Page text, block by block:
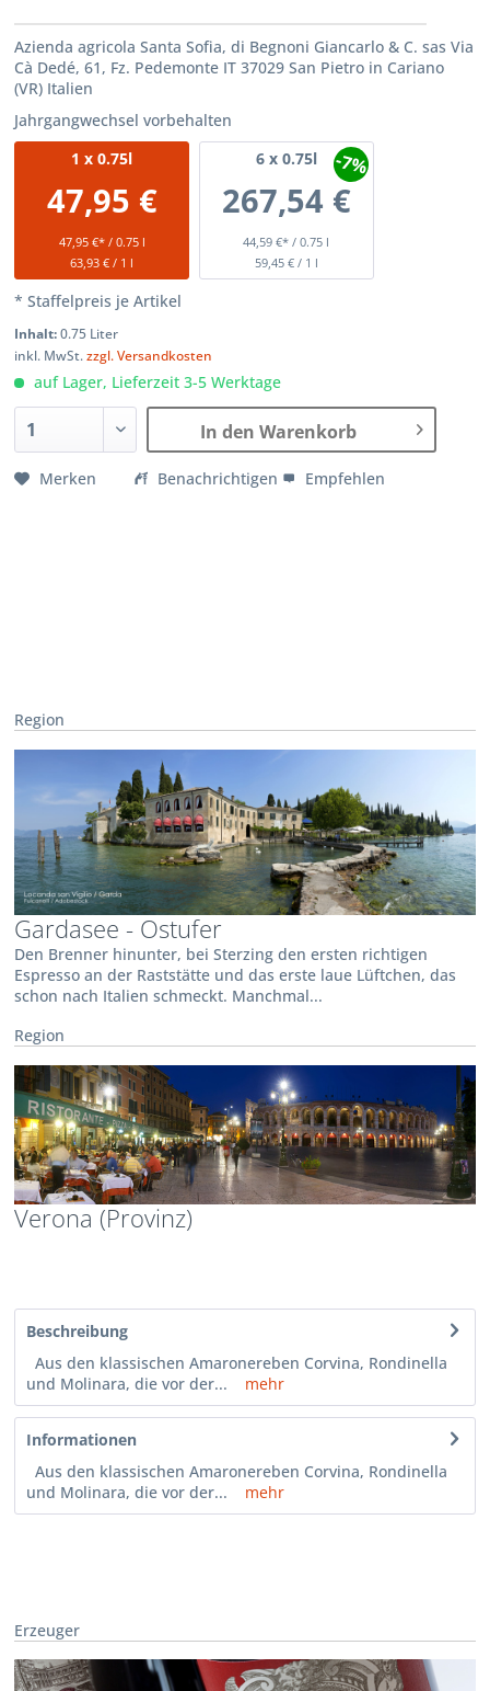
Azienda agricola Santa Sofia, di Begnoni Giancarlo & C. sas Via
Cà Dedé, 61, Fz. Pedemonte IT 37029 San Pietro in Cariano
(VR) Italien
Jahrgangwechsel vorbehalten
1 x 0.75l
47,95 €
47,95 €* / 0.75 l
63,93 € / 1 l
6x 0.75l
267,54 €
44,59 €* / 0.75 l
-7%
59,45 € / 1 l
* Staffelpreis je Artikel
Inhalt:0.75 Liter
inkl. MwSt.zzgl. Versandkosten
auf Lager, Lieferzeit 3-5 Werktage
In den Warenkorb
Merken Benachrichtigen Empfehlen
Region
Gardasee - Ostufer
Den Brenner hinunter, bei Sterzing den ersten richtigen
Espresso an der Raststätte und das erste laue Lüftchen, das
schon nach Italien schmeckt. Manchmal...
Region
Verona (Provinz)
Beschreibung
Aus den klassischen Amaronereben Corvina, Rondinella
und Molinara, die vor der...
mehr
Informationen
Aus den klassischen Amaronereben Corvina, Rondinella
und Molinara, die vor der...
mehr
Erzeuger